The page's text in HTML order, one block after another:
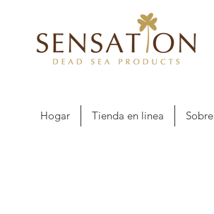
Hogar Tienda en linea Sobre